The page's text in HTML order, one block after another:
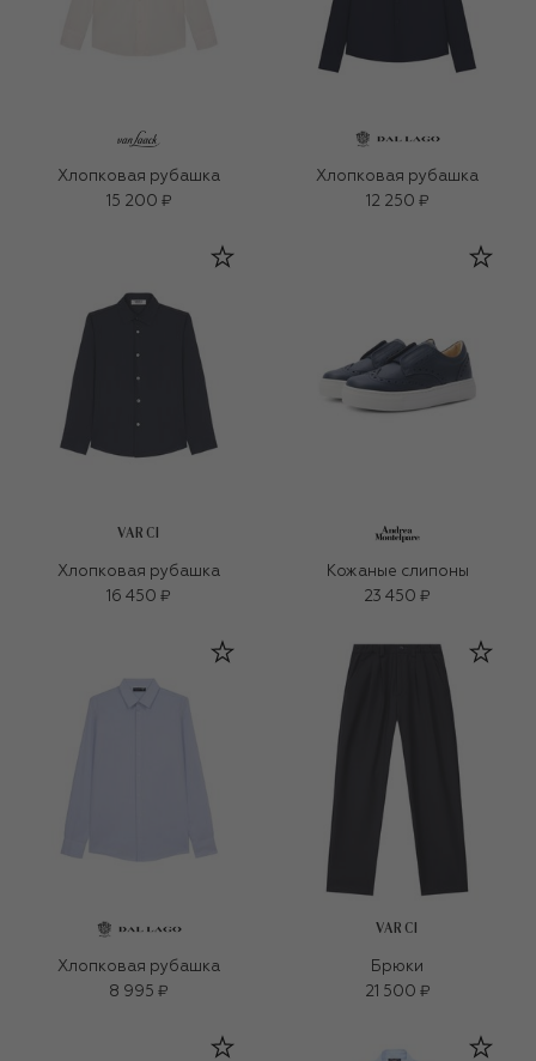
Хлопковая рубашка
15 200 ₽
Хлопковая рубашка
12 250 ₽
VARCI
Хлопковая рубашка
16 450 ₽
Кожаные слипоны
23 450 ₽
Хлопковая рубашка
8 995 ₽
VARCI
Брюки
21 500 ₽